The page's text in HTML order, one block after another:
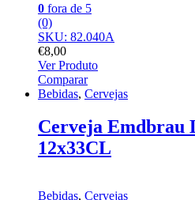
0 fora de 5
(0)
SKU: 82.040A
€8,00
Ver Produto
Comparar
Bebidas, Cervejas
Cerveja Emdbrau
12x33CL
Bebidas, Cervejas